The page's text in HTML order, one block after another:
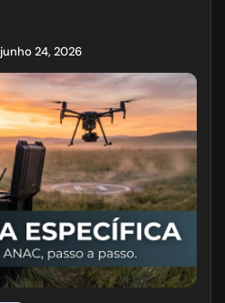
junho 24, 2026